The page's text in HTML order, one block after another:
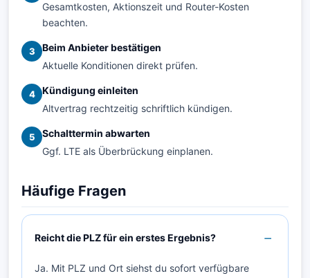
Gesamtkosten, Aktionszeit und Router-Kosten
beachten.
3
Beim Anbieter bestätigen
Aktuelle Konditionen direkt prüfen.
4
Kündigung einleiten
Altvertrag rechtzeitig schriftlich kündigen.
5
Schalttermin abwarten
Ggf. LTE als Überbrückung einplanen.
Häufige Fragen
Reicht die PLZ für ein erstes Ergebnis?
Ja. Mit PLZ und Ort siehst du sofort verfügbare